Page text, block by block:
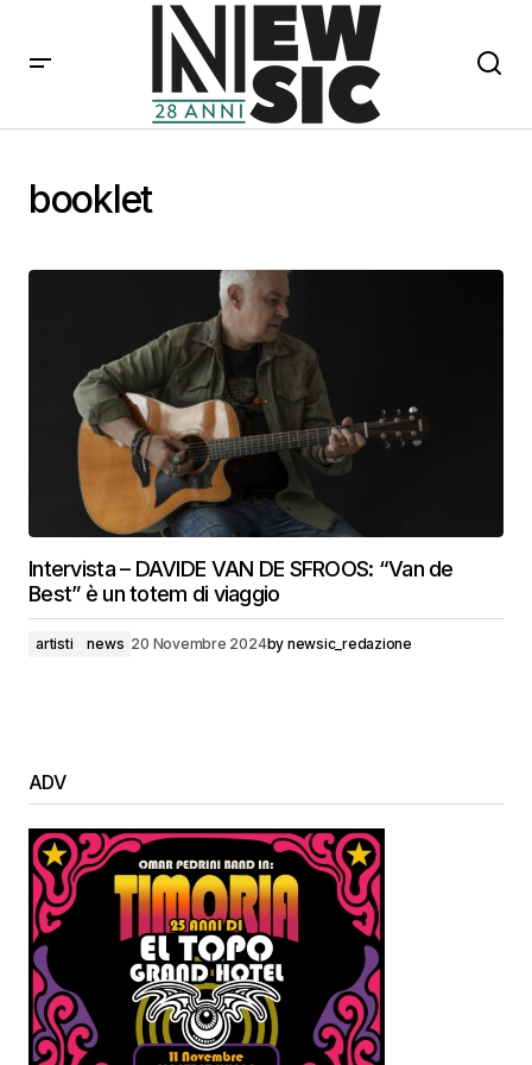
booklet
Intervista – DAVIDE VAN DE SFROOS: “Van de
Best” è un totem di viaggio
artisti news 20 Novembre 2024by newsic_redazione
ADV